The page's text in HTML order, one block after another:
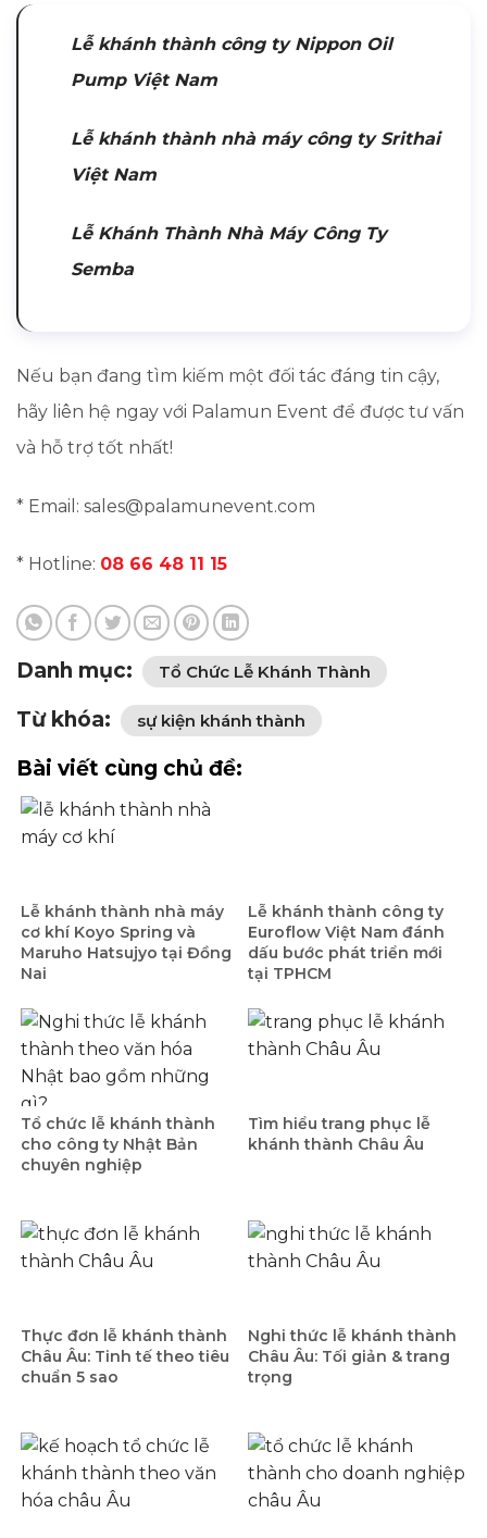
Lễ khánh thành công ty Nippon Oil
Pump Việt Nam
Lễ khánh thành nhà máy công ty Srithai
Việt Nam
Lễ Khánh Thành Nhà Máy Công Ty
Semba
Nếu bạn đang tìm kiếm một đối tác đáng tin cậy,
hãy liên hệ ngay với Palamun Event để được tư vấn
và hỗ trợ tốt nhất!
* Email: sales@palamunevent.com
* Hotline: 08 66 48 11 15
Danh mục: Tổ Chức Lễ Khánh Thành
Từ khóa: sự kiện khánh thành
Bài viết cùng chủ đề:
Lễ khánh thành nhà máy
cơ khí Koyo Spring và
Maruho Hatsujyo tại Đồng
Nai
Lễ khánh thành công ty
Euroflow Việt Nam đánh
dấu bước phát triển mới
tại TPHCM
Tổ chức lễ khánh thành
cho công ty Nhật Bản
chuyên nghiệp
Tìm hiểu trang phục lễ
khánh thành Châu Âu
Thực đơn lễ khánh thành
Châu Âu: Tinh tế theo tiêu
chuẩn 5 sao
Nghi thức lễ khánh thành
Châu Âu: Tối giản & trang
trọng